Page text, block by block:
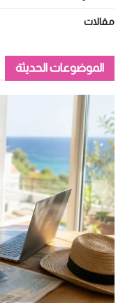
مقالات
الموضوعات الحديثة